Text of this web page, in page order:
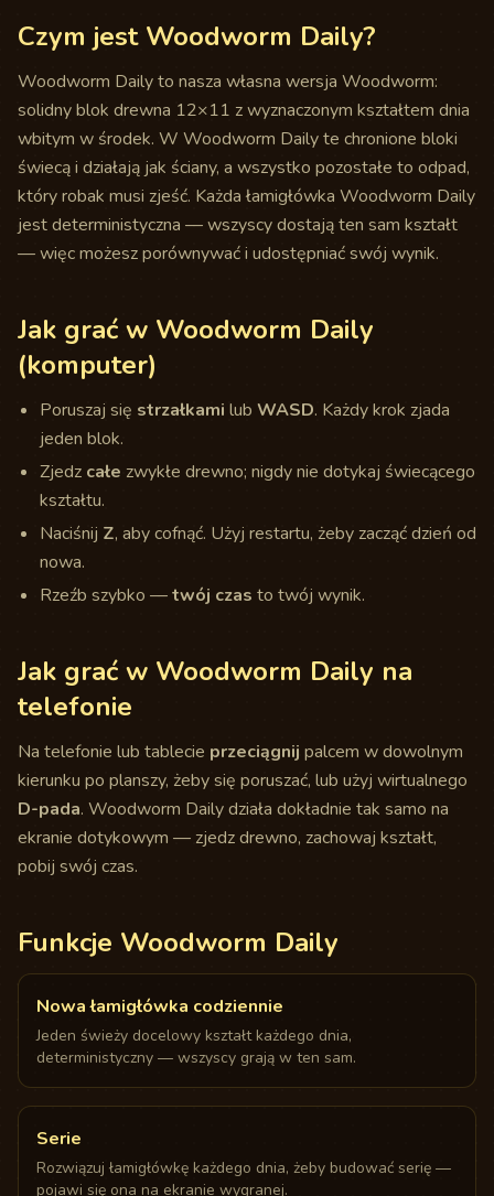
Czym jest Woodworm Daily?
Woodworm Daily to nasza własna wersja Woodworm:
solidny blok drewna 12×11 z wyznaczonym kształtem dnia
wbitym w środek. W Woodworm Daily te chronione bloki
świecą i działają jak ściany, a wszystko pozostałe to odpad,
który robak musi zjeść. Każda łamigłówka Woodworm Daily
jest deterministyczna — wszyscy dostają ten sam kształt
— więc możesz porównywać i udostępniać swój wynik.
Jak grać w Woodworm Daily
(komputer)
Poruszaj się strzałkami lub WASD. Każdy krok zjada
jeden blok.
Zjedz całe zwykłe drewno; nigdy nie dotykaj świecącego
kształtu.
Naciśnij Z, aby cofnąć. Użyj restartu, żeby zacząć dzień od
nowa.
Rzeźb szybko —twój czas to twój wynik.
Jak grać w Woodworm Daily na
telefonie
Na telefonie lub tablecie przeciągnij palcem w dowolnym
kierunku po planszy, żeby się poruszać, lub użyj wirtualnego
D-pada. Woodworm Daily działa dokładnie tak samo na
ekranie dotykowym — zjedz drewno, zachowaj kształt,
pobij swój czas.
Funkcje Woodworm Daily
Nowa łamigłówka codziennie
Jeden świeży docelowy kształt każdego dnia,
deterministyczny — wszyscy grają w ten sam.
Serie
Rozwiązuj łamigłówkę każdego dnia, żeby budować serię —
pojawi się ona na ekranie wygranej.